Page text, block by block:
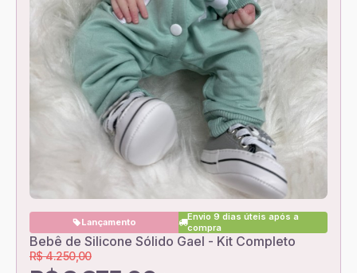
Lançamento
Envio 9 dias úteis após a
compra
Bebê de Silicone Sólido Gael - Kit Completo
R$ 4.250,00